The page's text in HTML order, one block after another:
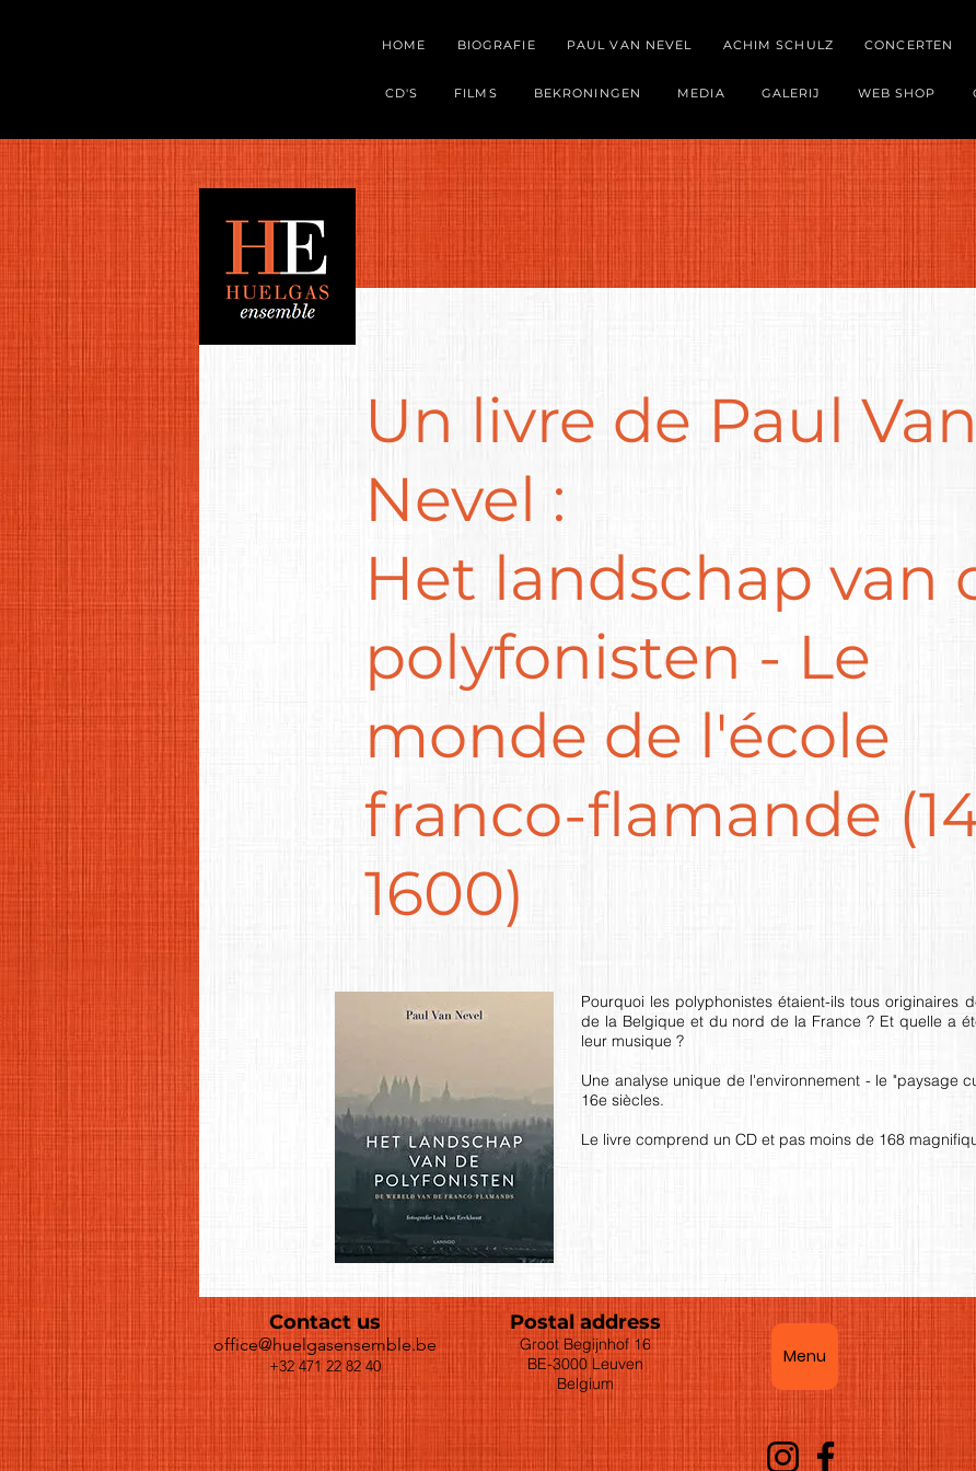
HOME BIOGRAFIE PAUL VAN NEVEL ACHIM SCHULZ CONCERTEN
CD'S FILMS BEKRONINGEN MEDIA GALERIJ WEB SHOP
Un livre de Paul Van
Nevel :
Het landschap van
polyfonisten - Le
monde de l'école
franco-flamande
1600)
Pourquoi les polyphonistes étaient-ils tous originaires
de la Belgique et du nord de la France ? Et quelle a
leur musique ?
Une analyse unique de l'environnement - le "paysage
16e siècles.
Le livre comprend un CD et pas moins de 168
Contact us
office@huelgasensemble.be
+32 471 22 82 40
Postal address
Groot Begijnhof 16
BE-3000 Leuven
Belgium
Menu